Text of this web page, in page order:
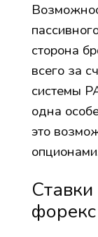
сторона
всего за
системы
одна
это
форекс